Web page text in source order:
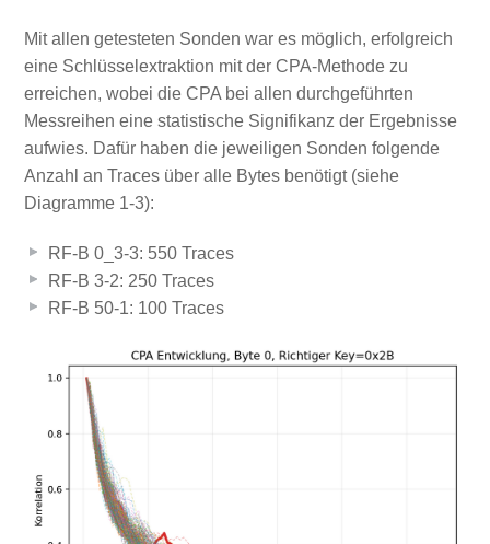
Mit allen getesteten Sonden war es möglich, erfolgreich
eine Schlüsselextraktion mit der CPA-Methode zu
erreichen, wobei die CPA bei allen durchgeführten
Messreihen eine statistische Signifikanz der Ergebnisse
aufwies. Dafür haben die jeweiligen Sonden folgende
Anzahl an Traces über alle Bytes benötigt (siehe
Diagramme 1-3):
RF-B 0_3-3: 550 Traces
RF-B 3-2: 250 Traces
RF-B 50-1: 100 Traces